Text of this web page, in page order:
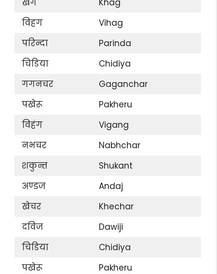
विहग
Vihag
परिन्दा
Parinda
चिडिया
Chidiya
गगनचर
Gaganchar
पखेरू
Pakheru
विहंग
Vigang
नभचर
Nabhchar
शकुन्त
Shukant
अण्डज
Andaj
खेचर
Khechar
दविज
Dawiji
चिडिया
Chidiya
पखेरू
Pakheru